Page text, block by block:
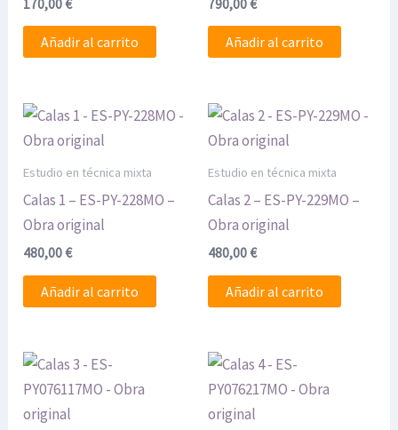
170,00€
Añadir al carrito
790,00€
Añadir al carrito
Estudio en técnica mixta
Calas 1 – ES-PY-228MO –
Obra original
480,00€
Añadir al carrito
Estudio en técnica mixta
Calas 2 – ES-PY-229MO –
Obra original
480,00€
Añadir al carrito